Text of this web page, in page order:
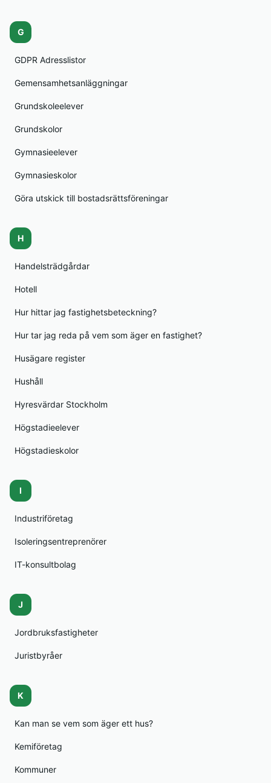
G
GDPR Adresslistor
Gemensamhetsanläggningar
Grundskoleelever
Grundskolor
Gymnasieelever
Gymnasieskolor
Göra utskick till bostadsrättsföreningar
H
Handelsträdgårdar
Hotell
Hur hittar jag fastighetsbeteckning?
Hur tar jag reda på vem som äger en fastighet?
Husägare register
Hushåll
Hyresvärdar Stockholm
Högstadieelever
Högstadieskolor
I
Industriföretag
Isoleringsentreprenörer
IT-konsultbolag
J
Jordbruksfastigheter
Juristbyråer
K
Kan man se vem som äger ett hus?
Kemiföretag
Kommuner